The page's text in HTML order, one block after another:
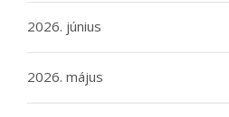
2026. június
2026. május